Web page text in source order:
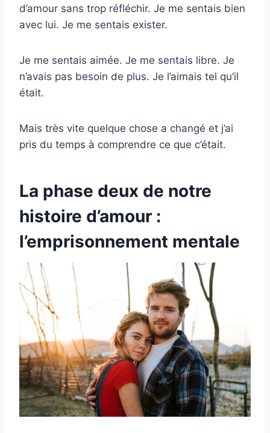
d’amour sans trop réfléchir. Je me sentais bien
avec lui. Je me sentais exister.
Je me sentais aimée. Je me sentais libre. Je
n’avais pas besoin de plus. Je l’aimais tel qu’il
était.
Mais très vite quelque chose a changé et j’ai
pris du temps à comprendre ce que c’était.
La phase deux de notre
histoire d’amour :
l’emprisonnement mentale